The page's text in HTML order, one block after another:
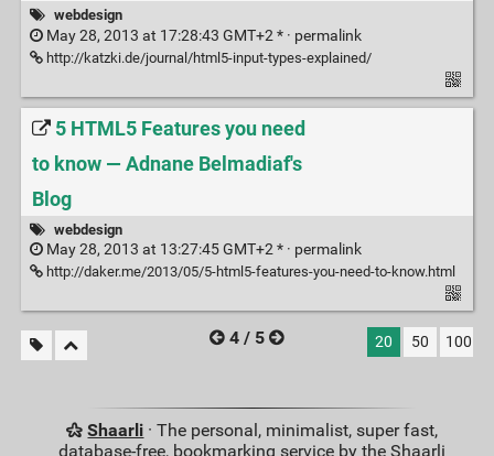
webdesign
May 28, 2013 at 17:28:43 GMT+2 * · permalink
http://katzki.de/journal/html5-input-types-explained/
5 HTML5 Features you need
to know — Adnane Belmadiaf's
Blog
webdesign
May 28, 2013 at 13:27:45 GMT+2 * · permalink
http://daker.me/2013/05/5-html5-features-you-need-to-know.html
4 / 5 20 50 100
Shaarli · The personal, minimalist, super fast,
database-free, bookmarking service by the Shaarli